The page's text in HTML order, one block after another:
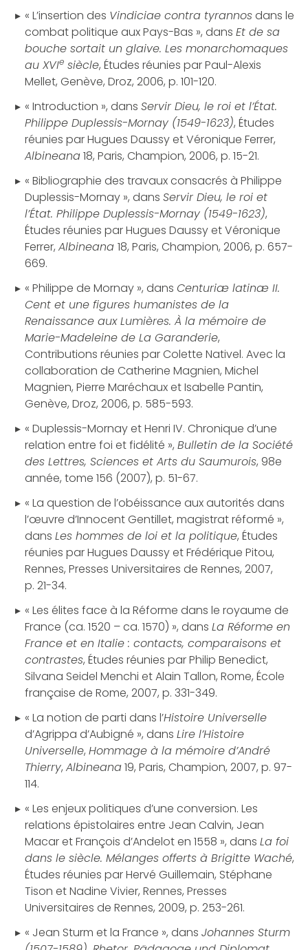
« L’insertion des Vindiciae contra tyrannosdans le
combat politique aux Pays-Bas », dans Et de sa
bouche sortait un glaive. Les monarchomaques
au XVIe siècle, Études réunies par Paul-Alexis
Mellet, Genève, Droz, 2006, p. 101-120.
« Introduction », dans Servir Dieu, le roi et l’État.
Philippe Duplessis-Mornay (1549-1623), Études
réunies par Hugues Daussy et Véronique Ferrer,
Albineana18, Paris, Champion, 2006, p. 15-21.
« Bibliographie des travaux consacrés à Philippe
Duplessis-Mornay », dans Servir Dieu, le roi et
l’État. Philippe Duplessis-Mornay (1549-1623),
Études réunies par Hugues Daussy et Véronique
Ferrer, Albineana 18, Paris, Champion, 2006, p. 657-
669.
« Philippe de Mornay », dans Centuriæ latinæ II.
Cent et une figures humanistes de la
Renaissance aux Lumières. À la mémoire de
Marie-Madeleine de La Garanderie,
Contributions réunies par Colette Nativel. Avec la
collaboration de Catherine Magnien, Michel
Magnien, Pierre Maréchaux et Isabelle Pantin,
Genève, Droz, 2006, p. 585-593.
« Duplessis-Mornay et Henri IV. Chronique d’une
relation entre foi et fidélité », Bulletin de la Société
des Lettres, Sciences et Arts du Saumurois, 98e
année, tome 156 (2007), p. 51-67.
« La question de l’obéissance aux autorités dans
l’œuvre d’Innocent Gentillet, magistrat réformé »,
dans Les hommes de loi et la politique, Études
réunies par Hugues Daussy et Frédérique Pitou,
Rennes, Presses Universitaires de Rennes, 2007,
p. 21-34.
« Les élites face à la Réforme dans le royaume de
France (ca. 1520 – ca. 1570) », dans La Réforme en
France et en Italie : contacts, comparaisons et
contrastes, Études réunies par Philip Benedict,
Silvana Seidel Menchi et Alain Tallon, Rome, École
française de Rome, 2007, p. 331-349.
« La notion de parti dans l’Histoire Universelle
d’Agrippa d’Aubigné », dans Lire l’Histoire
Universelle, Hommage à la mémoire d’André
Thierry, Albineana19, Paris, Champion, 2007, p. 97-
114.
« Les enjeux politiques d’une conversion. Les
relations épistolaires entre Jean Calvin, Jean
Macar et François d’Andelot en 1558 », dans La foi
dans le siècle. Mélanges offerts à Brigitte Waché,
Études réunies par Hervé Guillemain, Stéphane
Tison et Nadine Vivier, Rennes, Presses
Universitaires de Rennes, 2009, p. 253-261.
« Jean Sturm et la France », dans Johannes Sturm